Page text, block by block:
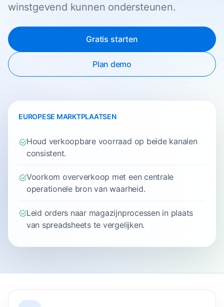
winstgevend kunnen ondersteunen.
Gratis starten
Plan demo
EUROPESE MARKTPLAATSEN
Houd verkoopbare voorraad op beide kanalen
consistent.
Voorkom oververkoop met een centrale
operationele bron van waarheid.
Leid orders naar magazijnprocessen in plaats
van spreadsheets te vergelijken.